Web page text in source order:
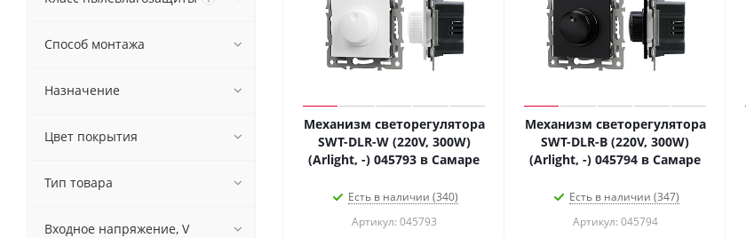
Механизм светорегулятора
SWT-DLR-W (220V, 300W)
(Arlight, -) 045793 в Самаре
Есть в наличии (340)
Артикул: 045793
Механизм светорегулятора
SWT-DLR-B (220V, 300W)
(Arlight, -) 045794 в Самаре
Есть в наличии (347)
Артикул: 045794
Способ монтажа
Назначение
Цвет покрытия
Тип товара
Входное напряжение, V